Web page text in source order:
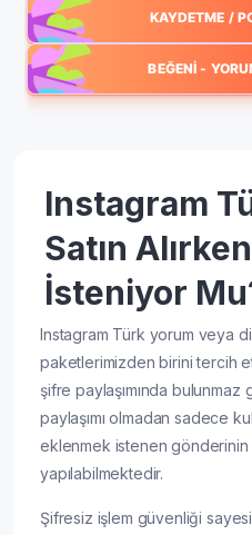
KAYDETME /
BEĞENI -
Instagram
Satın
İsteniyor
Instagram Türk yorum veya
paketlerimizden birini tercih
şifre paylaşımında
paylaşımı olmadan sadece
eklenmek istenen gönderinin
yapılabilmektedir.
Şifresiz işlem güvenliği